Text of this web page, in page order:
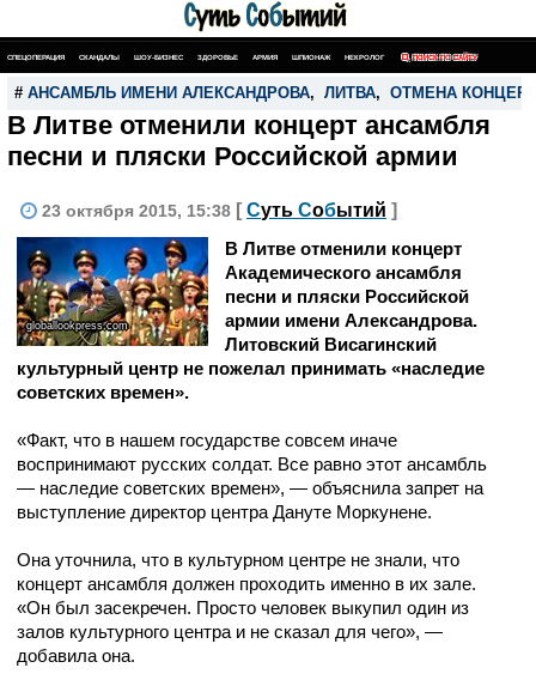
СПЕЦОПЕРАЦИЯ СКАНДАЛЫ ШОУ-БИЗНЕС ЗДОРОВЬЕ АРМИЯ ШПИОНАЖ НЕКРОЛОГ ПОИСК ПО САЙТУ
# АНСАМБЛЬ ИМЕНИ АЛЕКСАНДРОВА, ЛИТВА, ОТМЕНА
В Литве отменили концерт ансамбля
песни и пляски Российской армии
23 октября 2015, 15:38 [ Суть Событий ]
globallookpress.com
В Литве отменили концерт
Академического ансамбля
песни и пляски Российской
армии имени Александрова.
Литовский Висагинский
культурный центр не пожелал принимать «наследие
советских времен».
«Факт, что в нашем государстве совсем иначе
воспринимают русских солдат. Все равно этот ансамбль
— наследие советских времен», — объяснила запрет на
выступление директор центра Дануте Моркунене.
Она уточнила, что в культурном центре не знали, что
концерт ансамбля должен проходить именно в их зале.
«Он был засекречен. Просто человек выкупил один из
залов культурного центра и не сказал для чего», —
добавила она.